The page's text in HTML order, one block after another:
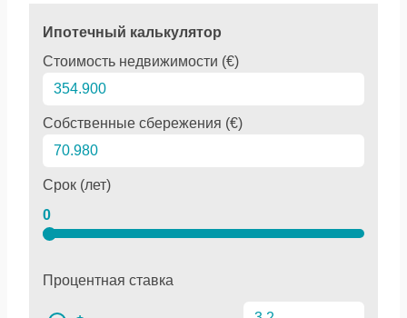
Ипотечный калькулятор
Стоимость недвижимости (€)
Собственные сбережения (€)
Срок (лет)
0
Процентная ставка